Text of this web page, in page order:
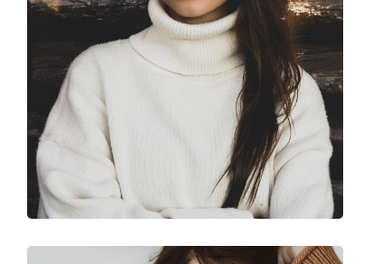
Krpa za čišćenje:
Da
Spol:
Muške
Kategorija:
Dioptrijske
Marka:
Polo Ralph Lauren
Kod:
0PH2218 5528 56